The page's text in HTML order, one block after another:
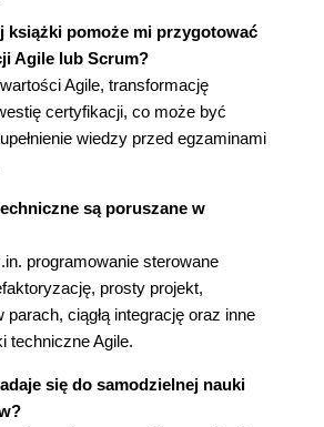
169
oprogramowania 170
171
oprogramowania ma swoje
na wartościach, nie na praktykach
174
na ludzi 175
na naszą branżę 175
na firmy 176
i Agile 177
książki pomoże mi przygotować
Agile lub Scrum?
Agile, transformację
certyfikacji, co może być
wiedzy przed egzaminami
są poruszane w
programowanie sterowane
prosty projekt,
parach, ciągłą integrację oraz inne
techniczne Agile.
się do samodzielnej nauki